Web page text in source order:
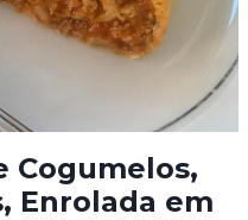
Cogumelos,
Enrolada em